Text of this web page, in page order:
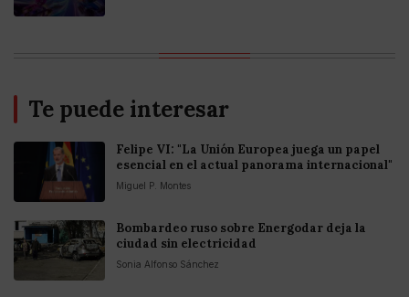
Te puede interesar
Felipe VI: "La Unión Europea juega un papel
esencial en el actual panorama internacional"
Miguel P. Montes
Bombardeo ruso sobre Energodar deja la
ciudad sin electricidad
Sonia Alfonso Sánchez